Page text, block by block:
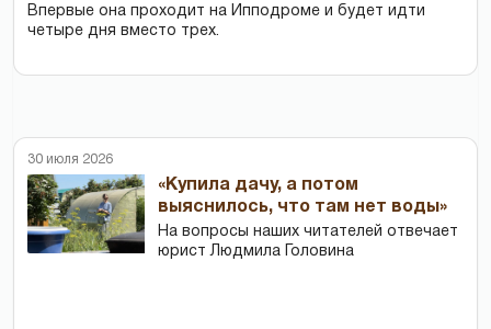
Впервые она проходит на Ипподроме и будет идти
четыре дня вместо трех.
30 июля 2026
«Купила дачу, а потом
выяснилось, что там нет воды»
На вопросы наших читателей отвечает
юрист Людмила Головина